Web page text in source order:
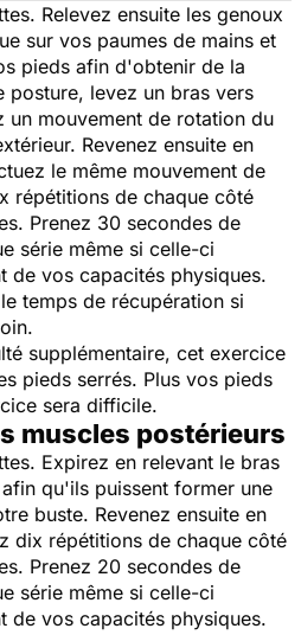
Relevez ensuite les genoux
sur vos paumes de mains et
pieds afin d'obtenir de la
posture, levez un bras vers
un mouvement de rotation du
Revenez ensuite en
le même mouvement de
répétitions de chaque côté
Prenez 30 secondes de
série même si celle-ci
de vos capacités physiques.
temps de récupération si
supplémentaire, cet exercice
pieds serrés. Plus vos pieds
sera difficile.
muscles postérieurs
Expirez en relevant le bras
qu'ils puissent former une
buste. Revenez ensuite en
dix répétitions de chaque côté
Prenez 20 secondes de
série même si celle-ci
de vos capacités physiques.